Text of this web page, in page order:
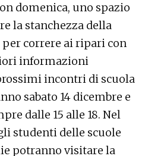
domenica, uno spazio
la stanchezza della
correre ai ripari con
informazioni
incontri di scuola
sabato 14 dicembre e
dalle 15 alle 18. Nel
studenti delle scuole
potranno visitare la